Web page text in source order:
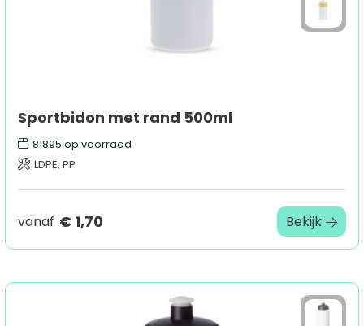
Sportbidon met rand 500ml
81895 op voorraad
LDPE, PP
vanaf € 1,70 Bekijk